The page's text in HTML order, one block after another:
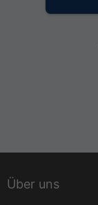
Über uns